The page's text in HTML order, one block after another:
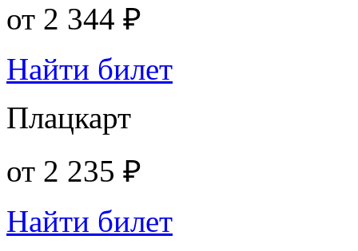
от 2 344 ₽
Найти билет
Плацкарт
от 2 235 ₽
Найти билет